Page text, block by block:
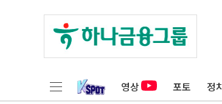
영상 포토 정